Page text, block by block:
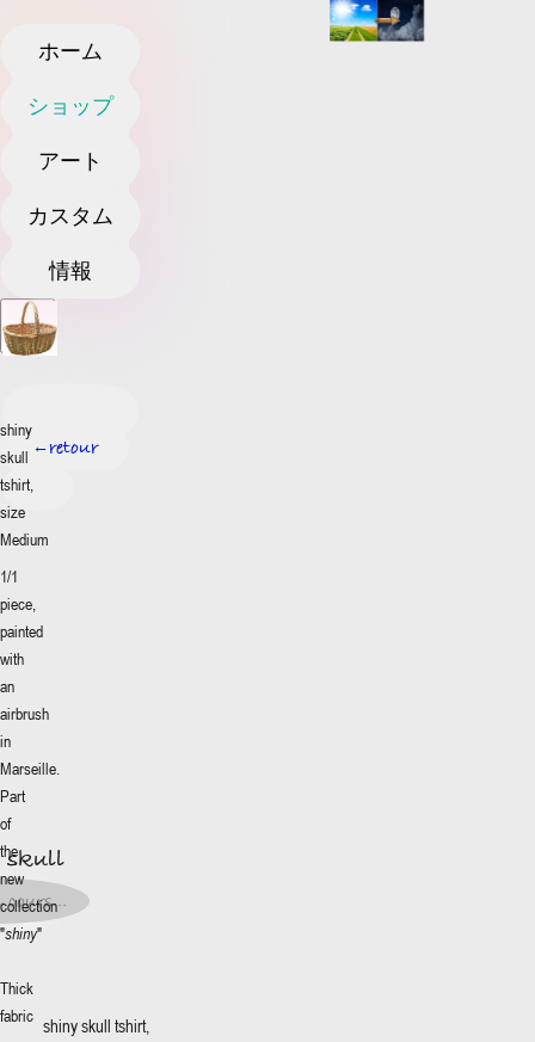
ホーム
ショップ
アート
カスタム
情報
←retour
ズ:
en
shiny
skull
tshirt,
size
Medium
1/1
piece,
painted
with
an
airbrush
in
Marseille.
Part
of
the
new
collection
"shiny"
Thick
fabric
skull
*
cours...
shiny skull tshirt,